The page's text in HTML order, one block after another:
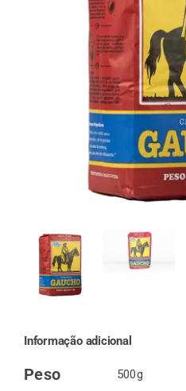
Finalização
Informação adicional
Peso 500g